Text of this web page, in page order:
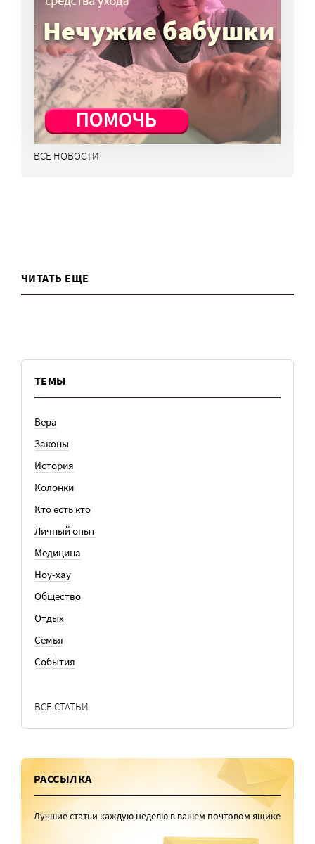
в перечень жизненно важных препаратов
7 авг, 15:15
НКО часто рискуют нарушить закон
о персональных данных. Как этого
избежать?
7 авг, 13:13
ВСЕ НОВОСТИ
ЧИТАТЬ ЕЩЕ
ТЕМЫ
Вера
Законы
История
Колонки
Кто есть кто
Личный опыт
Медицина
Ноу-хау
Общество
Отдых
Семья
События
ВСЕ СТАТЬИ
РАССЫЛКА
Лучшие статьи каждую неделю в вашем почтовом ящике